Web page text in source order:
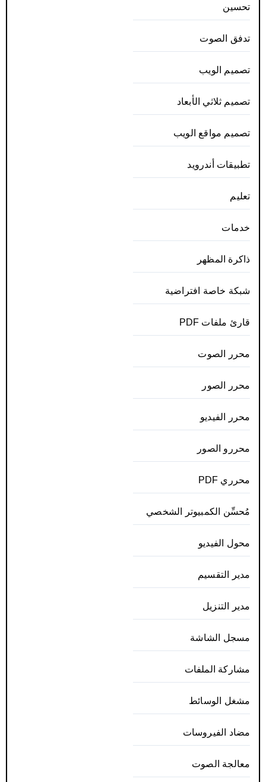
تحسين
تدفق الصوت
تصميم الويب
تصميم ثلاثي الأبعاد
تصميم مواقع الويب
تطبيقات أندرويد
تعليم
خدمات
ذاكرة المظهر
شبكة خاصة افتراضية
قارئ ملفات PDF
محرر الصوت
محرر الصور
محرر الفيديو
محررو الصور
محرري PDF
مُحسِّن الكمبيوتر الشخصي
محول الفيديو
مدير التقسيم
مدير التنزيل
مسجل الشاشة
مشاركة الملفات
مشغل الوسائط
مضاد الفيروسات
معالجة الصوت